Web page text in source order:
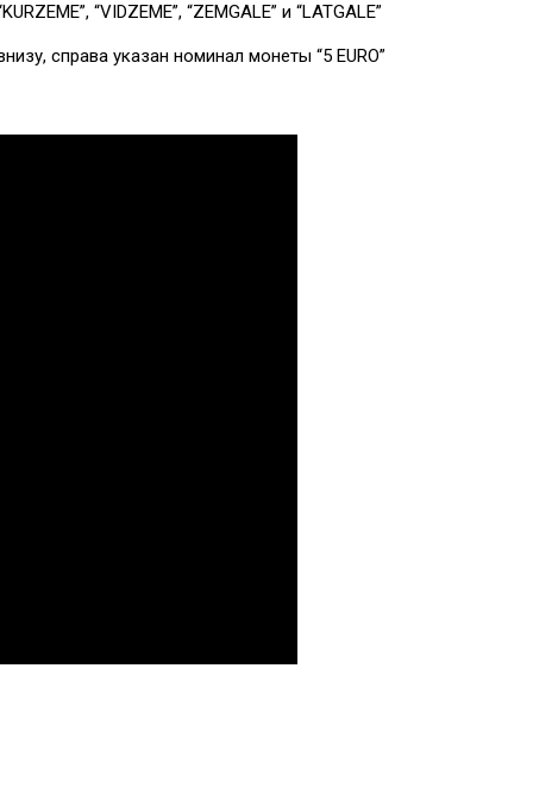
“VIDZEME”, “ZEMGALE” и “LATGALE”
справа указан номинал монеты “5 EURO”